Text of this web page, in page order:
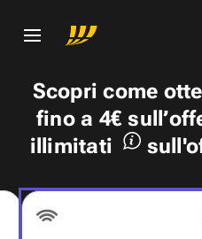
Scopri come
fino a 4€
illimitati